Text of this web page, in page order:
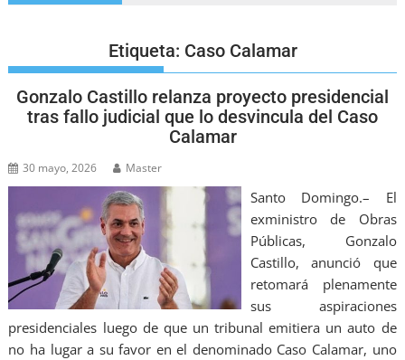
Etiqueta: Caso Calamar
Gonzalo Castillo relanza proyecto presidencial
tras fallo judicial que lo desvincula del Caso
Calamar
30 mayo, 2026 Master
Santo Domingo.– El
exministro de Obras
Públicas, Gonzalo
Castillo, anunció que
retomará plenamente
sus aspiraciones
presidenciales luego de que un tribunal emitiera un auto de
no ha lugar a su favor en el denominado Caso Calamar, uno